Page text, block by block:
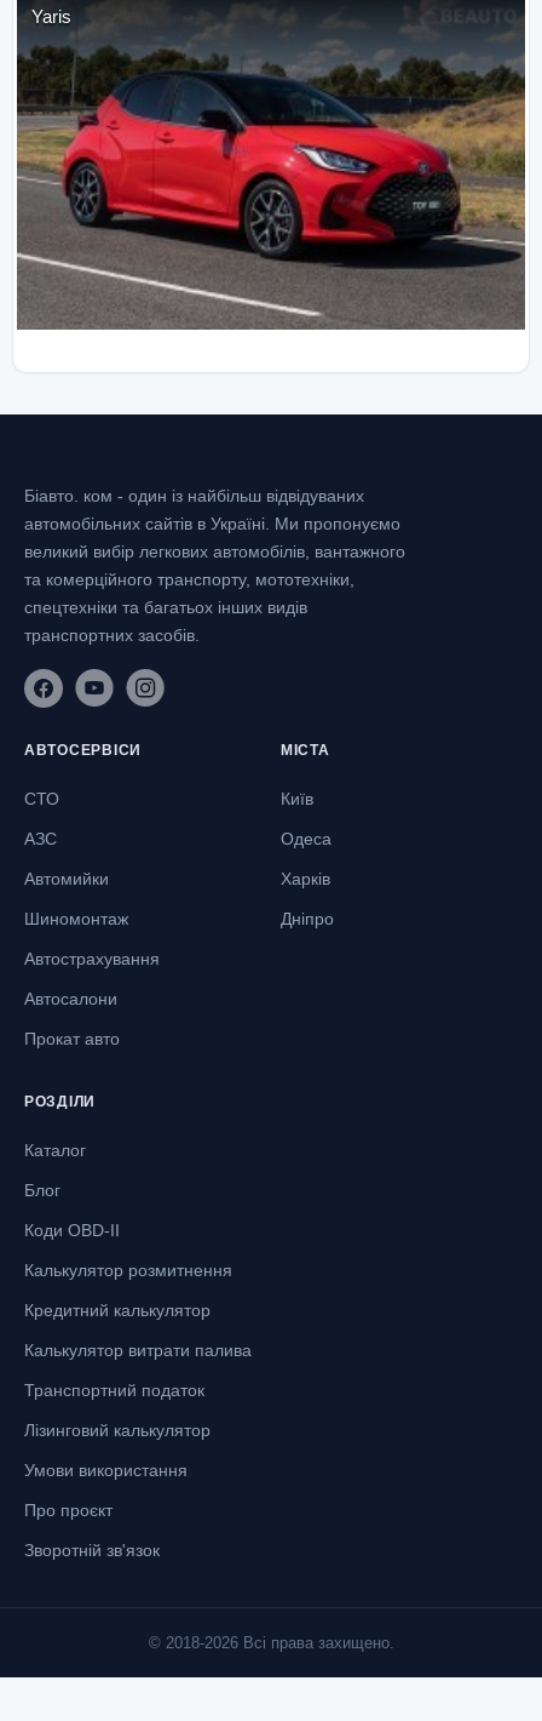
Yaris
Біавто. ком - один із найбільш відвідуваних
автомобільних сайтів в Україні. Ми пропонуємо
великий вибір легкових автомобілів, вантажного
та комерційного транспорту, мототехніки,
спецтехніки та багатьох інших видів
транспортних засобів.
АВТОСЕРВІСИ
СТО
АЗС
Автомийки
Шиномонтаж
Автострахування
Автосалони
Прокат авто
МІСТА
Київ
Одеса
Харків
Дніпро
РОЗДІЛИ
Каталог
Блог
Коди OBD-II
Калькулятор розмитнення
Кредитний калькулятор
Калькулятор витрати палива
Транспортний податок
Лізинговий калькулятор
Умови використання
Про проєкт
Зворотній зв'язок
© 2018-2026 Всі права захищено.